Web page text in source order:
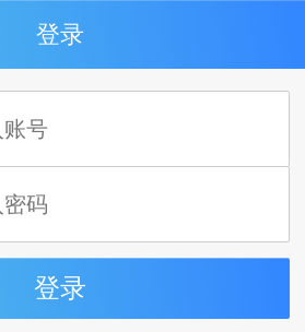
登录